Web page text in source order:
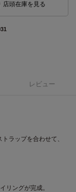
店頭在庫を見る
レビュー
ラップを合わせて、
リングが完成。